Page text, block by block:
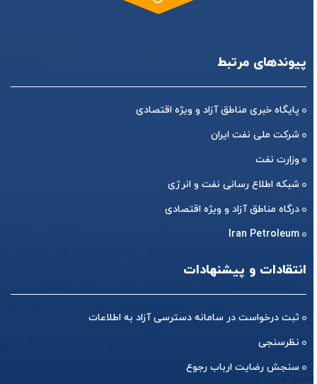
پیوندهای مرتبط
پایگاه خبری مناطق آزاد و ویژه اقتصادی
شرکت ملی نفت ایران
وزارت نفت
شبکه اطلاع رسانی نفت و انرژی
درگاه مناطق آزاد و ویژه اقتصادی
Iran Petroleum
انتقادات و پیشنهادات
ثبت درخواست در سامانه دسترسی آزاد به اطلاعات
نظرسنجی
سنجش رضایت ارباب رجوع